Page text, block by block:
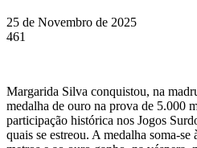
25 de Novembro de 2025
461
Margarida Silva conquistou, na
medalha de ouro na prova de 5.000
participação histórica nos Jogos
quais se estreou. A medalha soma-se